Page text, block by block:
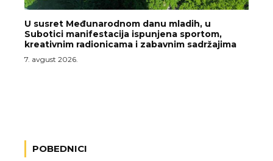
U susret Međunarodnom danu mladih, u
Subotici manifestacija ispunjena sportom,
kreativnim radionicama i zabavnim sadržajima
7. avgust 2026.
POBEDNICI